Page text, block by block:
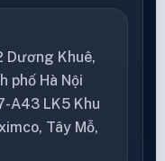
Dương Khuê,
phố Hà Nội
A43 LK5 Khu
Tây Mỗ,